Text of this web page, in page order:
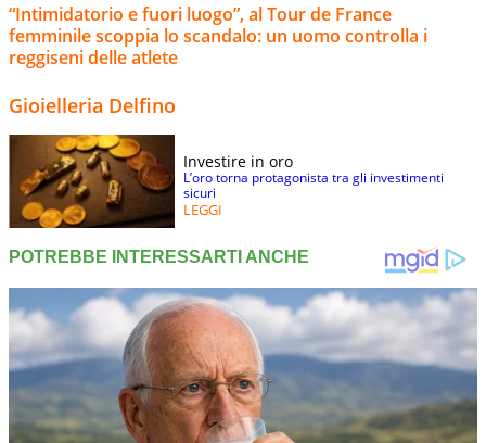
“Intimidatorio e fuori luogo”, al Tour de France
femminile scoppia lo scandalo: un uomo controlla i
reggiseni delle atlete
Gioielleria Delfino
Investire in oro
L’oro torna protagonista tra gli investimenti
sicuri
LEGGI